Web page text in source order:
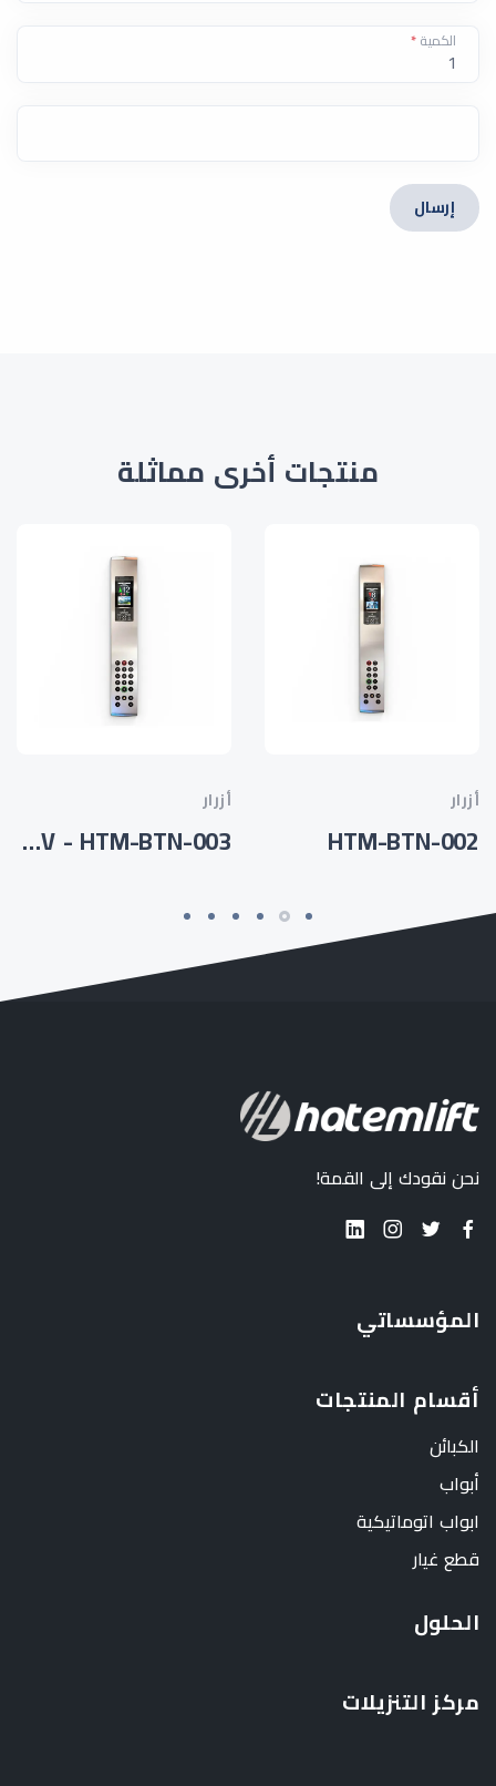
الكمية*
إرسال
منتجات أخرى مماثلة
أزرار
HTM-BTN-002
أزرار
HTM-733-MEGA7V - HTM-BTN-003
نحن نقودك إلى القمة!
المؤسساتي
أقسام المنتجات
الكبائن
أبواب
ابواب اتوماتيكية
قطع غيار
الحلول
مركز التنزيلات